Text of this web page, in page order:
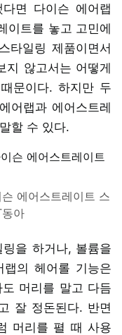
면 다이슨 에어랩
이트를 놓고 고민에
타일링 제품이면서
지 않고서는 어떻게
문이다. 하지만 두
어랩과 에어스트레
할 수 있다.
에어스트레이트 스
아
을 하거나, 볼륨을
의 헤어롤 기능은
머리를 말고 다듬
잘 정돈된다. 반면
머리를 펼 때 사용